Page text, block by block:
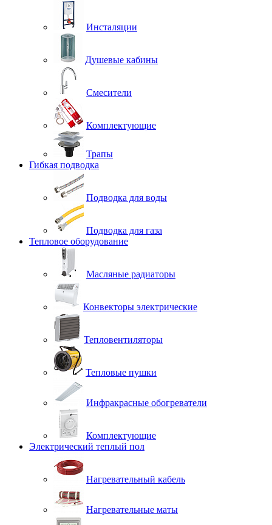
Инсталяции
Душевые кабины
Смесители
Комплектующие
Трапы
Гибкая подводка
Подводка для воды
Подводка для газа
Тепловое оборудование
Масляные радиаторы
Конвекторы электрические
Тепловентиляторы
Тепловые пушки
Инфракрасные обогреватели
Комплектующие
Электрический теплый пол
Нагревательный кабель
Нагревательные маты